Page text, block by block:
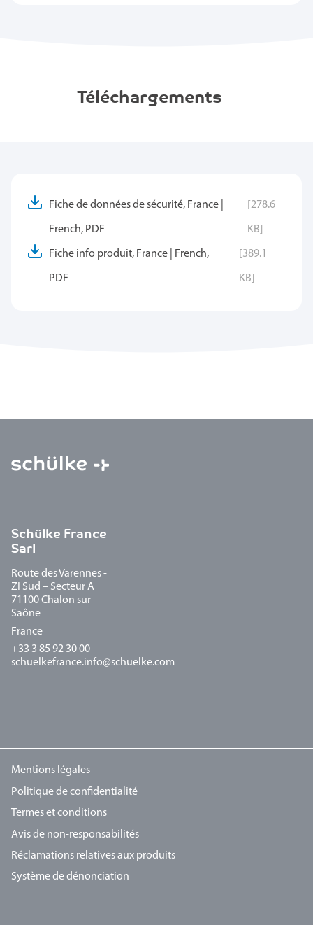
Téléchargements
Fiche de données de sécurité, France |
French, PDF
[278.6
KB]
Fiche info produit, France | French,
PDF
[389.1
KB]
Schülke France
Sarl
Route des Varennes -
ZI Sud – Secteur A
71100 Chalon sur
Saône
France
+33 3 85 92 30 00
schuelkefrance.info@schuelke.com
Mentions légales
Politique de confidentialité
Termes et conditions
Avis de non-responsabilités
Réclamations relatives aux produits
Système de dénonciation